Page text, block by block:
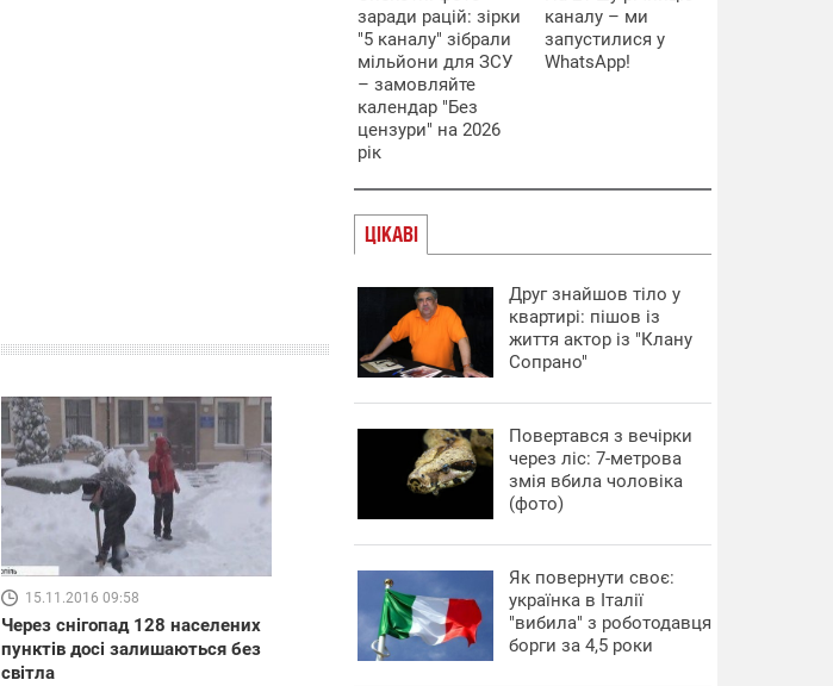
15.11.2016 09:58
Через снігопад 128 населених
пунктів досі залишаються без
світла
заради рацій: зірки
"5 каналу" зібрали
мільйони для ЗСУ
– замовляйте
календар "Без
цензури" на 2026
рік
каналу – ми
запустилися у
WhatsApp!
ЦІКАВІ
Друг знайшов тіло у
квартирі: пішов із
життя актор із "Клану
Сопрано"
Повертався з вечірки
через ліс: 7-метрова
змія вбила чоловіка
(фото)
​Як повернути своє:
українка в Італії
"вибила" з роботодавця
борги за 4,5 роки